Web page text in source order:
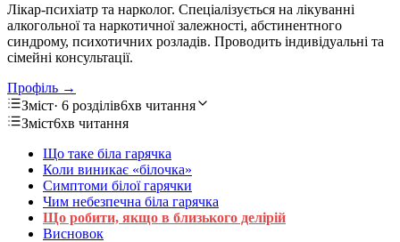
Лікар-психіатр та нарколог. Спеціалізується на лікуванні
алкогольної та наркотичної залежності, абстинентного
синдрому, психотичних розладів. Проводить індивідуальні та
сімейні консультації.
Профіль →
Зміст· 6 розділів6хв читання
Зміст6хв читання
Що таке біла гарячка
Коли виникає «білочка»
Симптоми білої гарячки
Чим небезпечна біла гарячка
Що робити, якщо в близького делірій
Висновок